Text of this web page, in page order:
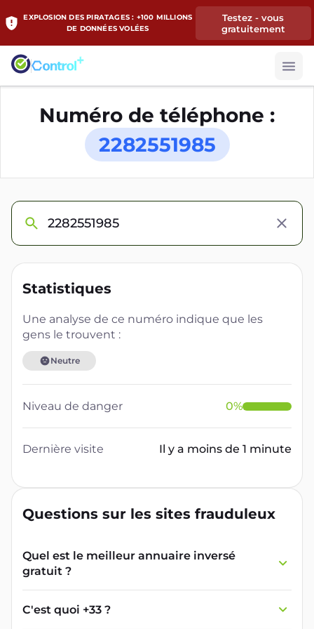
EXPLOSION DES PIRATAGES : +100 MILLIONS
DE DONNÉES VOLÉES
Testez - vous
gratuitement
Numéro de téléphone :
2282551985
Statistiques
Une analyse de ce numéro indique que les
gens le trouvent :
Neutre
Niveau de danger 0%
Dernière visite Il y a moins de 1 minute
Questions sur les sites frauduleux
Quel est le meilleur annuaire inversé
gratuit ?
France Verif inclut une fonctionnalité de
recherche de numéro inversée qui est efficace
et gratuite pour identifier les appelants
C'est quoi +33 ?
L'indicatif +33 est le code téléphonique